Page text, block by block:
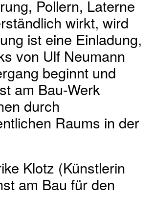
Pollern, Laterne
wirkt, wird
ist eine Einladung,
von Ulf Neumann
beginnt und
am Bau-Werk
durch
Raums in der
Klotz (Künstlerin
am Bau für den